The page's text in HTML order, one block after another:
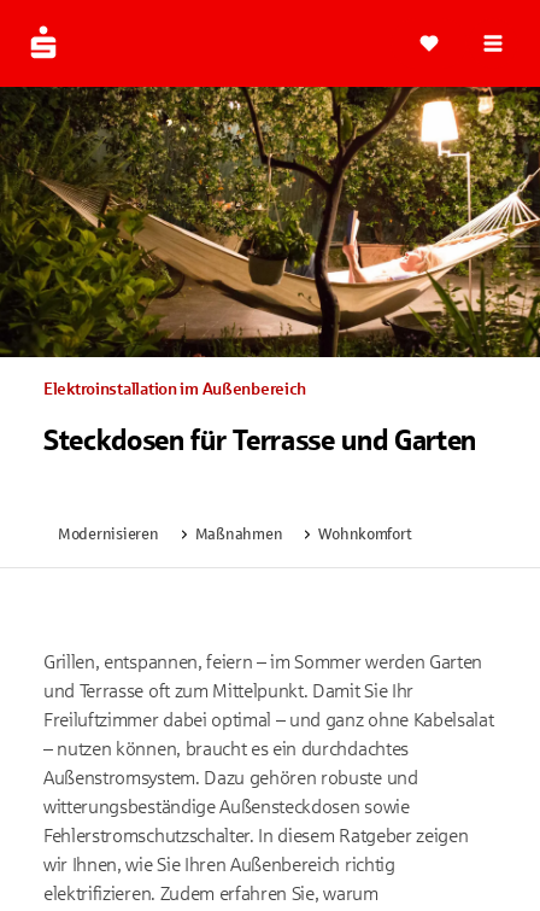
Elektroinstallation im Außenbereich
Steckdosen für Terrasse und Garten
Modernisieren Maßnahmen Wohnkomfort
Grillen, entspannen, feiern – im Sommer werden Garten
und Terrasse oft zum Mittelpunkt. Damit Sie Ihr
Freiluftzimmer dabei optimal – und ganz ohne Kabelsalat
– nutzen können, braucht es ein durchdachtes
Außenstromsystem. Dazu gehören robuste und
witterungsbeständige Außensteckdosen sowie
Fehlerstromschutzschalter. In diesem Ratgeber zeigen
wir Ihnen, wie Sie Ihren Außenbereich richtig
elektrifizieren. Zudem erfahren Sie, warum